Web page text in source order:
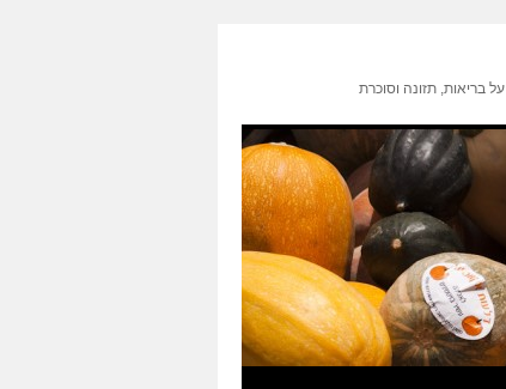
על בריאות, תזונה וסוכרת